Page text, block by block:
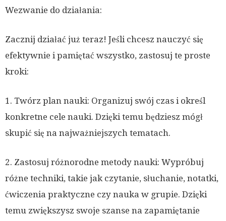
Wezwanie do działania:
Zacznij działać już teraz! Jeśli chcesz nauczyć się
efektywnie i pamiętać wszystko, zastosuj te proste
kroki:
1. Twórz plan nauki: Organizuj swój czas i określ
konkretne cele nauki. Dzięki temu będziesz mógł
skupić się na najważniejszych tematach.
2. Zastosuj różnorodne metody nauki: Wypróbuj
różne techniki, takie jak czytanie, słuchanie, notatki,
ćwiczenia praktyczne czy nauka w grupie. Dzięki
temu zwiększysz swoje szanse na zapamiętanie